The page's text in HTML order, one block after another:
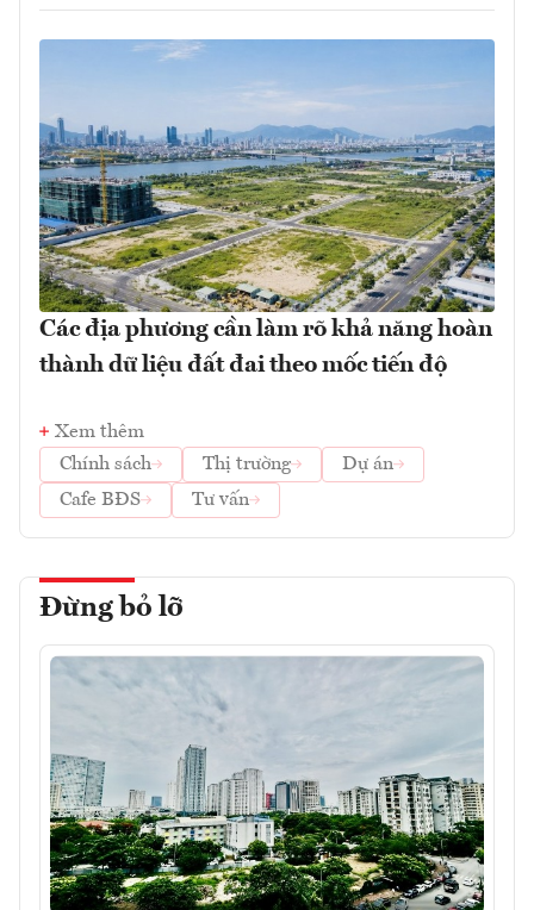
Các địa phương cần làm rõ khả năng hoàn
thành dữ liệu đất đai theo mốc tiến độ
Xem thêm
Chính sách
Thị trường
Dự án
Cafe BĐS
Tư vấn
Đừng bỏ lỡ